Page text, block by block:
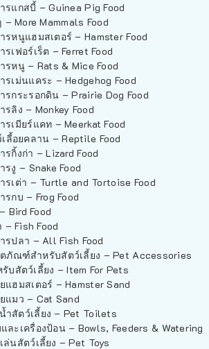
รแกสบี้ – Guinea Pig Food
– More Mammals Food
รหนูแฮมสเตอร์ – Hamster Food
รเฟอร์เร็ต – Ferret Food
รหนู – Rats & Mice Food
รเม่นแคระ – Hedgehog Food
รกระรอกดิน – Prairie Dog Food
รลิง – Monkey Food
รเมียร์แคท – Meerkat Food
ลี้อยคลาน – Reptile Food
รกิ้งก่า – Lizard Food
รงู – Snake Food
รเต่า – Turtle and Tortoise Food
รกบ – Frog Food
Bird Food
– Fish Food
รปลา – All Fish Food
ภัณฑ์สำหรับสัตว์เลี้ยง – Pet Accessories
บสัตว์เลี้ยง – Item For Pets
แฮมสเตอร์ – Hamster Sand
แมว – Cat Sand
ำสัตว์เลี้ยง – Pet Toilets
ละเครื่องป้อน – Bowls, Feeders & Watering
ล่นสัตว์เลี้ยง – Pet Toys